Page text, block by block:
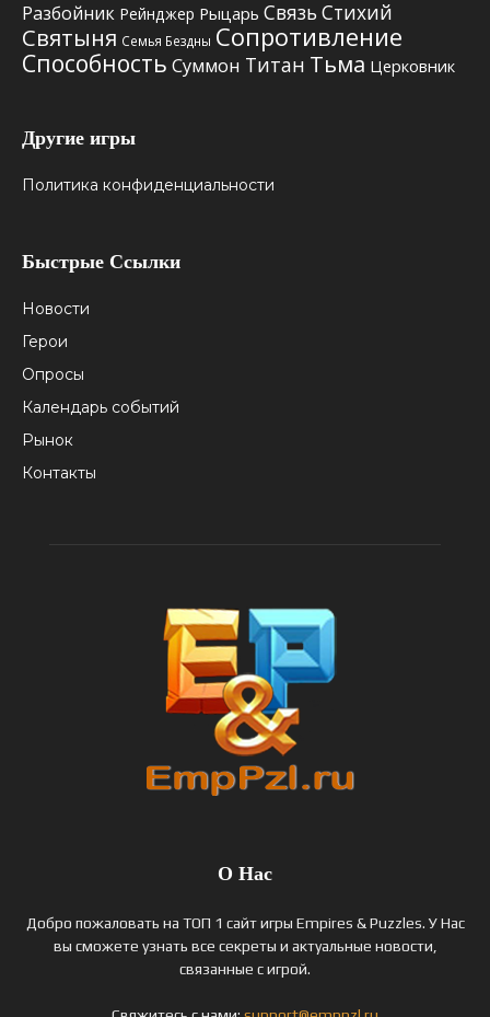
Разбойник Рейнджер Рыцарь Связь Стихий
Святыня Семья Бездны Сопротивление
Способность Суммон Титан Тьма Церковник
Другие игры
Политика конфиденциальности
Быстрые Ссылки
Новости
Герои
Опросы
Календарь событий
Рынок
Контакты
О Нас
Добро пожаловать на ТОП 1 сайт игры Empires & Puzzles. У Нас
вы сможете узнать все секреты и актуальные новости,
связанные с игрой.